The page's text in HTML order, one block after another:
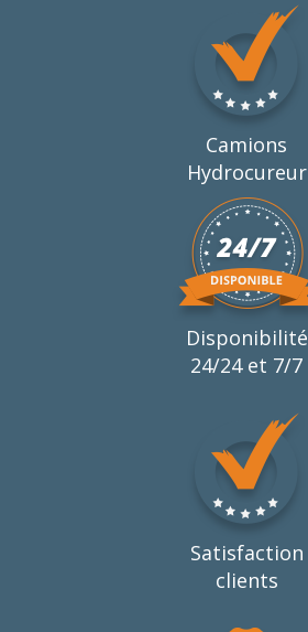
Camions
Hydrocureur
Disponibilité
24/24 et 7/7
Satisfaction
clients